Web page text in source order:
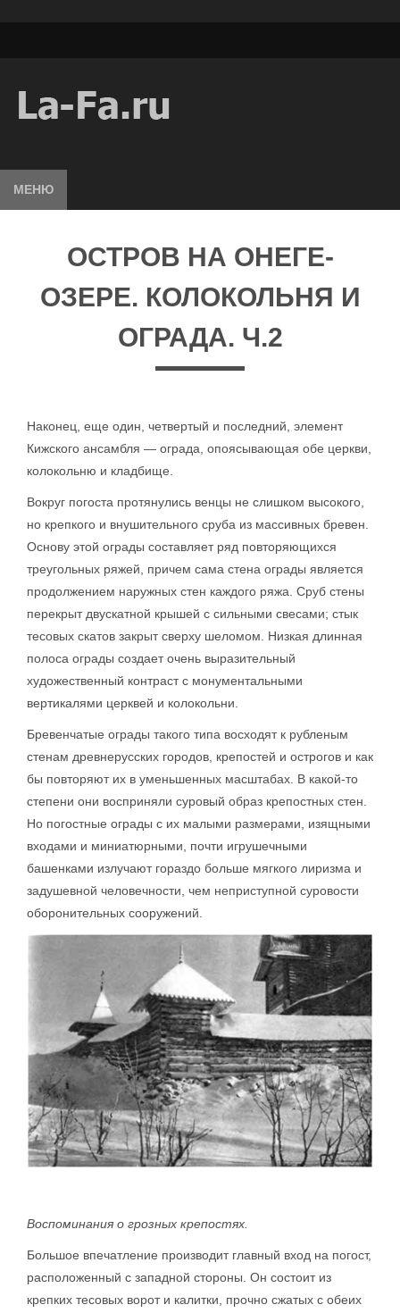
МЕНЮ
ОСТРОВ НА ОНЕГЕ-
ОЗЕРЕ. КОЛОКОЛЬНЯ И
ОГРАДА. Ч.2
Наконец, еще один, четвертый и последний, элемент
Кижского ансамбля — ограда, опоясывающая обе церкви,
колокольню и кладбище.
Вокруг погоста протянулись венцы не слишком высокого,
но крепкого и внушительного сруба из массивных бревен.
Основу этой ограды составляет ряд повторяющихся
треугольных ряжей, причем сама стена ограды является
продолжением наружных стен каждого ряжа. Сруб стены
перекрыт двускатной крышей с сильными свесами; стык
тесовых скатов закрыт сверху шеломом. Низкая длинная
полоса ограды создает очень выразительный
художественный контраст с монументальными
вертикалями церквей и колокольни.
Бревенчатые ограды такого типа восходят к рубленым
стенам древнерусских городов, крепостей и острогов и как
бы повторяют их в уменьшенных масштабах. В какой-то
степени они восприняли суровый образ крепостных стен.
Но погостные ограды с их малыми размерами, изящными
входами и миниатюрными, почти игрушечными
башенками излучают гораздо больше мягкого лиризма и
задушевной человечности, чем неприступной суровости
оборонительных сооружений.
Воспоминания о грозных крепостях.
Большое впечатление производит главный вход на погост,
расположенный с западной стороны. Он состоит из
крепких тесовых ворот и калитки, прочно сжатых с обеих